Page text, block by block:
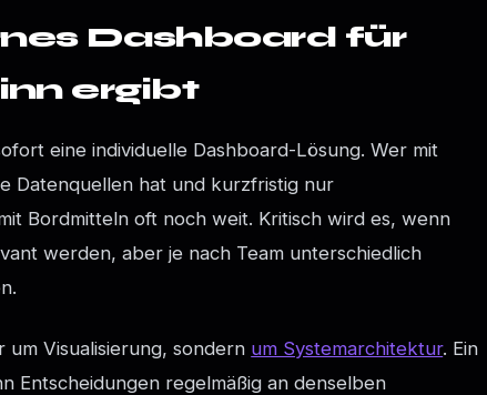
Dashboard für
ergibt
eine individuelle Dashboard-Lösung. Wer mit
Datenquellen hat und kurzfristig nur
Bordmitteln oft noch weit. Kritisch wird es, wenn
werden, aber je nach Team unterschiedlich
Visualisierung, sondern um Systemarchitektur. Ein
Entscheidungen regelmäßig an denselben